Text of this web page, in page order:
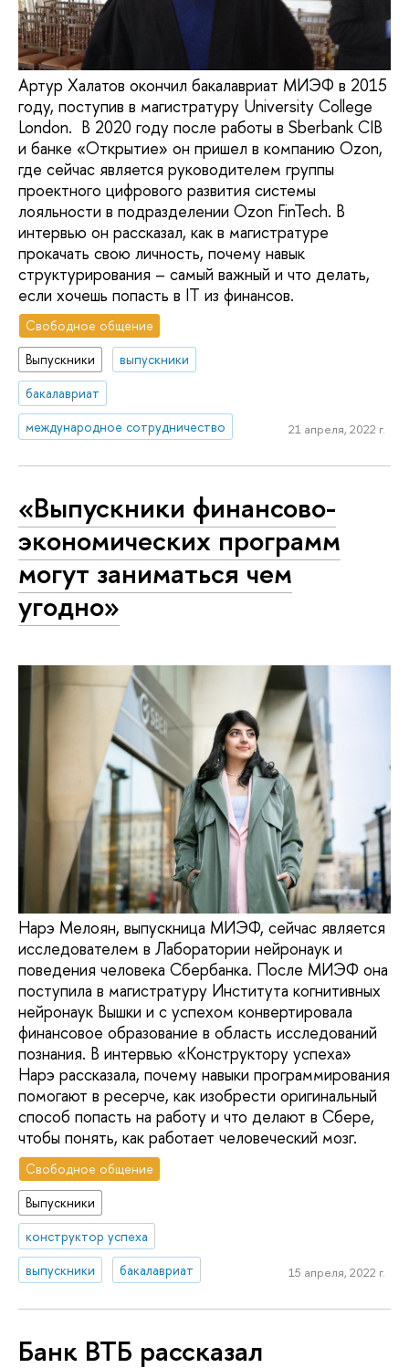
Артур Халатов окончил бакалавриат МИЭФ в 2015
году, поступив в магистратуру University College
London. В 2020 году после работы в Sberbank CIB
и банке «Открытие» он пришел в компанию Ozon,
где сейчас является руководителем группы
проектного цифрового развития системы
лояльности в подразделении Ozon FinTech. В
интервью он рассказал, как в магистратуре
прокачать свою личность, почему навык
структурирования – самый важный и что делать,
если хочешь попасть в IТ из финансов.
Свободное общение
Выпускники
выпускники
бакалавриат
международное сотрудничество
21 апреля, 2022 г.
«Выпускники финансово-
экономических программ
могут заниматься чем
угодно»
Нарэ Мелоян, выпускница МИЭФ, сейчас является
исследователем в Лаборатории нейронаук и
поведения человека Сбербанка. После МИЭФ она
поступила в магистратуру Института когнитивных
нейронаук Вышки и с успехом конвертировала
финансовое образование в область исследований
познания. В интервью «Конструктору успеха»
Нарэ рассказала, почему навыки программирования
помогают в ресерче, как изобрести оригинальный
способ попасть на работу и что делают в Сбере,
чтобы понять, как работает человеческий мозг.
Свободное общение
Выпускники
конструктор успеха
выпускники
бакалавриат 15 апреля, 2022 г.
Банк ВТБ рассказал